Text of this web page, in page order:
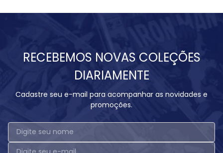
RECEBEMOS NOVAS COLEÇÕES
DIARIAMENTE
Cadastre seu e-mail para acompanhar as novidades e
promoções.